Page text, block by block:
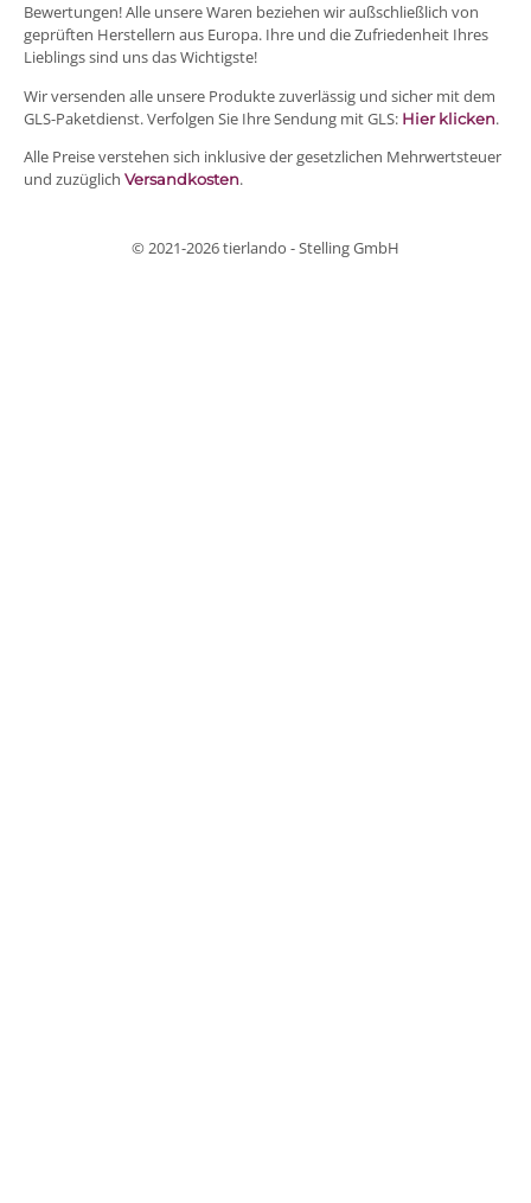
Bewertungen! Alle unsere Waren beziehen wir außschließlich von
geprüften Herstellern aus Europa. Ihre und die Zufriedenheit Ihres
Lieblings sind uns das Wichtigste!
Wir versenden alle unsere Produkte zuverlässig und sicher mit dem
GLS-Paketdienst. Verfolgen Sie Ihre Sendung mit GLS: Hier klicken.
Alle Preise verstehen sich inklusive der gesetzlichen Mehrwertsteuer
und zuzüglich Versandkosten.
© 2021-2026 tierlando - Stelling GmbH